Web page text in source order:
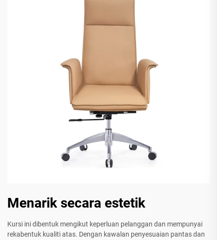
Menarik secara estetik
Kursi ini dibentuk mengikut keperluan pelanggan dan mempunyai
rekabentuk kualiti atas. Dengan kawalan penyesuaian pantas dan